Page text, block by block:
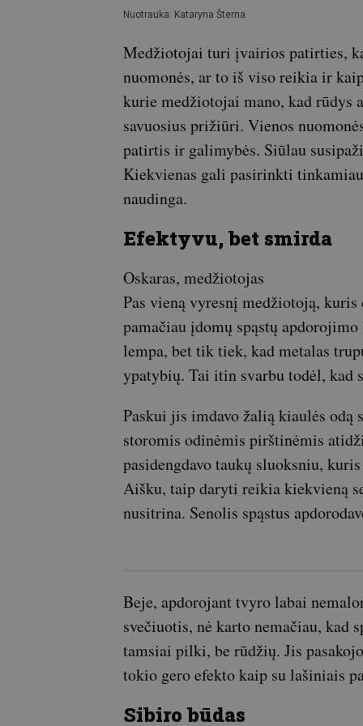
Nuotrauka: Kataryna Šterna
Medžiotojai turi įvairios patirties,
nuomonės, ar to iš viso reikia ir
kurie medžiotojai mano, kad rūdys
savuosius prižiūri. Vienos
patirtis ir galimybės. Siūlau
Kiekvienas gali pasirinkti
naudinga.
Efektyvu, bet smirda
Oskaras, medžiotojas
Pas vieną vyresnį medžiotoją,
pamačiau įdomų spąstų
lempa, bet tik tiek, kad metalas
ypatybių. Tai itin svarbu todėl, kad
Paskui jis imdavo žalią kiaulės odą
storomis odinėmis pirštinėmis
pasidengdavo taukų sluoksniu,
Aišku, taip daryti reikia kiekvieną
nusitrina. Senolis spąstus
Beje, apdorojant tvyro labai
svečiuotis, nė karto nemačiau, kad
tamsiai pilki, be rūdžių. Jis
tokio gero efekto kaip su lašiniais
Sibiro būdas